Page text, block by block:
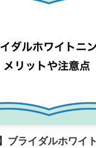
ブライダルホワイ